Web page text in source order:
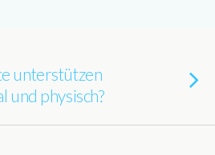
unterstützen
und physisch?